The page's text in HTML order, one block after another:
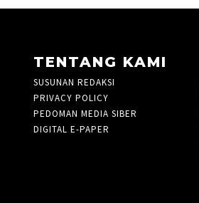
TENTANG KAMI
SUSUNAN REDAKSI
PRIVACY POLICY
PEDOMAN MEDIA SIBER
DIGITAL E-PAPER